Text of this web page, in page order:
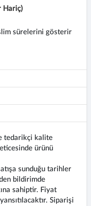
Hariç)
sürelerini gösterir
tedarikçi kalite
ürünü
sunduğu tarihler
bildirimde
sahiptir. Fiyat
Siparişi